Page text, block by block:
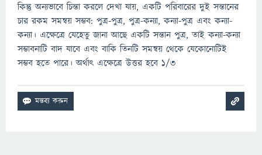
কিন্তু অন্যভাবে চিন্তা করলে দেখা যায়, একটি পরিবারের দুই সন্তানের
চার রকম সমন্বয় সম্ভব: পুত্র-পুত্র, পুত্র-কন্যা, কন্যা-পুত্র এবং কন্যা-
কন্যা। এক্ষেত্রে যেহেতু জানা আছে একটি সন্তান পুত্র, তাই কন্যা-কন্যা
সম্ভাবনাটি বাদ যাবে এবং বাকি তিনটি সমন্বয় থেকে যেকোনোটিই
সম্ভব হতে পারে। অর্থাৎ এক্ষেত্রে উত্তর হবে ১/৩